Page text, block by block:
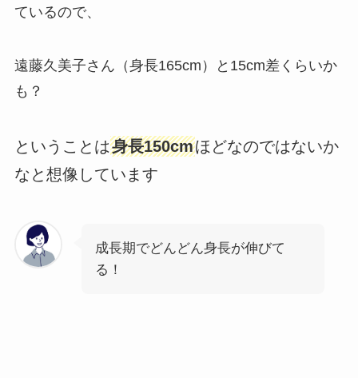
ているので、
遠藤久美子さん（身長165cm）と15cm差くらいか
も？
ということは身長150cmほどなのではないか
なと想像しています
成長期でどんどん身長が伸びて
る！